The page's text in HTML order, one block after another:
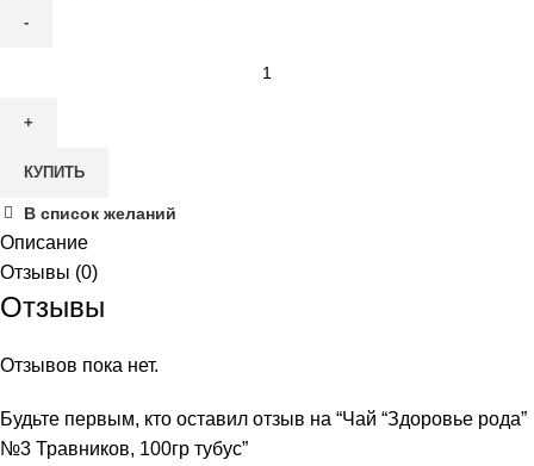
Чай
рода"
№3
Травников,
100гр
тубус
КУПИТЬ
В список желаний
Описание
Отзывы (0)
Отзывы
Отзывов пока нет.
Будьте первым, кто оставил отзыв на “Чай “Здоровье рода”
№3 Травников, 100гр тубус”